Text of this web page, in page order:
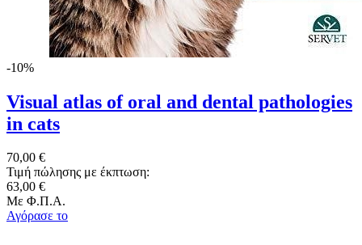
-10%
Visual atlas of oral and dental pathologies
in cats
70,00 €
Τιμή πώλησης με έκπτωση:
63,00 €
Με Φ.Π.Α.
Αγόρασε το